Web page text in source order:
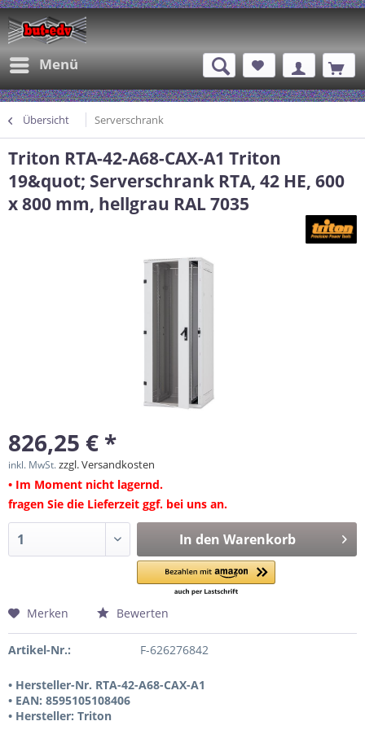
Menü
Übersicht Serverschrank
Triton RTA-42-A68-CAX-A1 Triton
19&quot; Serverschrank RTA, 42 HE, 600
x 800 mm, hellgrau RAL 7035
826,25 € *
inkl. MwSt.zzgl. Versandkosten
• Im Moment nicht lagernd.
fragen Sie die Lieferzeit ggf. bei uns an.
In den Warenkorb
Merken Bewerten
Artikel-Nr.: F-626276842
• Hersteller-Nr. RTA-42-A68-CAX-A1
• EAN: 8595105108406
• Hersteller: Triton